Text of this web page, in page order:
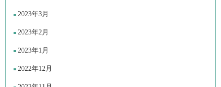
2023年3月
2023年2月
2023年1月
2022年12月